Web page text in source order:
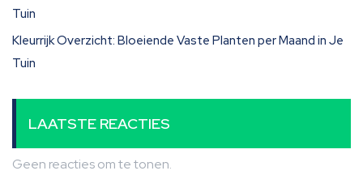
Tuin
Kleurrijk Overzicht: Bloeiende Vaste Planten per Maand in Je
Tuin
LAATSTE REACTIES
Geen reacties om te tonen.